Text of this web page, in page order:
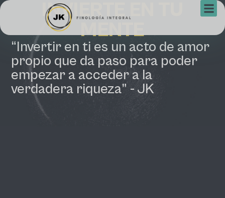
INVIERTE EN TU
MENTE
“Invertir en ti es un acto de amor
propio que da paso para poder
empezar a acceder a la
verdadera riqueza” - JK